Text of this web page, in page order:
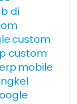
di
custom
custom
mobile